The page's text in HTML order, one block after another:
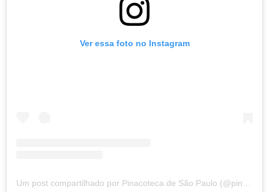
Ver essa foto no Instagram